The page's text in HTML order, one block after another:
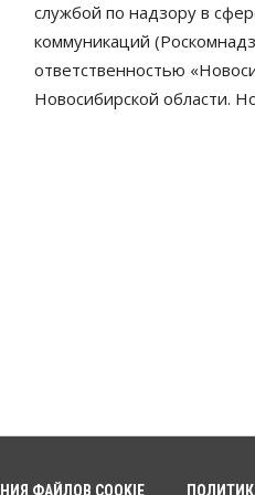
службой по надзору в
коммуникаций
ответственностью
Новосибирской области.
ФАЙЛОВ COOKIE